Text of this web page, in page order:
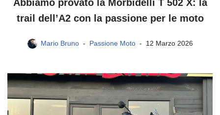
Abbiamo provato la Morbidelli T 502 X: la
trail dell’A2 con la passione per le moto
Mario Bruno Passione Moto 12 Marzo 2026